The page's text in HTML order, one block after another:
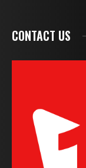
CONTACT US